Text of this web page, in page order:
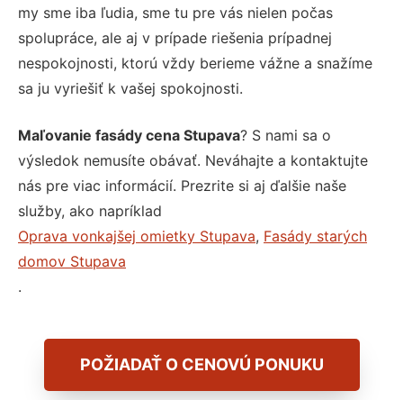
my sme iba ľudia, sme tu pre vás nielen počas
spolupráce, ale aj v prípade riešenia prípadnej
nespokojnosti, ktorú vždy berieme vážne a snažíme
sa ju vyriešiť k vašej spokojnosti.
Maľovanie fasády cena Stupava? S nami sa o
výsledok nemusíte obávať. Neváhajte a kontaktujte
nás pre viac informácií. Prezrite si aj ďalšie naše
služby, ako napríklad
Oprava vonkajšej omietky Stupava, Fasády starých
domov Stupava
.
POŽIADAŤ O CENOVÚ PONUKU